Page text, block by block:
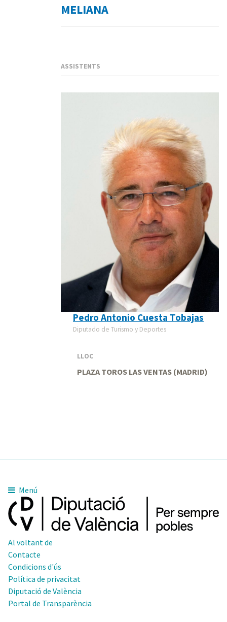
MELIANA
ASSISTENTS
Pedro Antonio Cuesta Tobajas
Diputado de Turismo y Deportes
LLOC
PLAZA TOROS LAS VENTAS (MADRID)
Menú
Al voltant de
Contacte
Condicions d'ús
Política de privacitat
Diputació de València
Portal de Transparència